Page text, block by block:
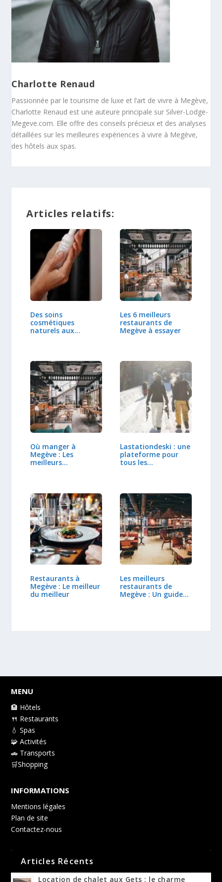
Charlotte Renaud
Passionnée par le tourisme de luxe et l’art de vivre à Megève,
Charlotte Renaud est une auteure principale sur Silver-Lodge-
Megeve.com. Elle offre des conseils précieux et des analyses
détaillées sur les meilleures expériences à vivre à Megève,
des hôtels aux spas.
Articles relatifs:
Des soins
cosmétiques
naturels aux
Les 6 meilleurs
restaurants de
Megève à essayer
Où manger à
Megève : Les
meilleurs
Lastationdeski : une
plateforme pour
tous les…
Restaurants à
Megève : Le meilleur
du meilleur
Les meilleurs
restaurants de
Megève : Un guide
MENU
🏨 Hôtels
🍴 Restaurants
💧 Spas
🧩 Activités
🚗 Transports
🛒Shopping
INFORMATIONS
Mentions légales
Plan de site
Contactez-nous
Articles Récents
Location de chalet aux Gets : le charme